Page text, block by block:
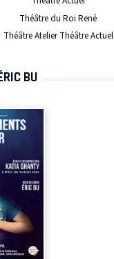
Théâtre du Roi René
Théâtre Atelier Théâtre Actuel
BU